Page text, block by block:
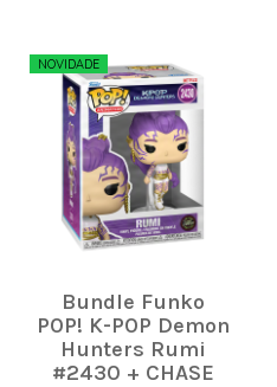
NOVIDADE
Bundle Funko
POP! K-POP Demon
Hunters Rumi
#2430 + CHASE